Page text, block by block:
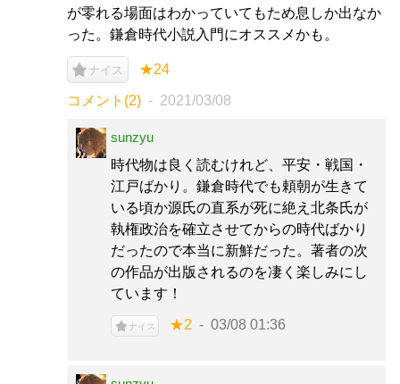
が零れる場面はわかっていてもため息しか出なか
った。鎌倉時代小説入門にオススメかも。
ナイス ★24
コメント(2) 2021/03/08
sunzyu
時代物は良く読むけれど、平安・戦国・
江戸ばかり。鎌倉時代でも頼朝が生きて
いる頃か源氏の直系が死に絶え北条氏が
執権政治を確立させてからの時代ばかり
だったので本当に新鮮だった。著者の次
の作品が出版されるのを凄く楽しみにし
ています！
ナイス ★2 03/08 01:36